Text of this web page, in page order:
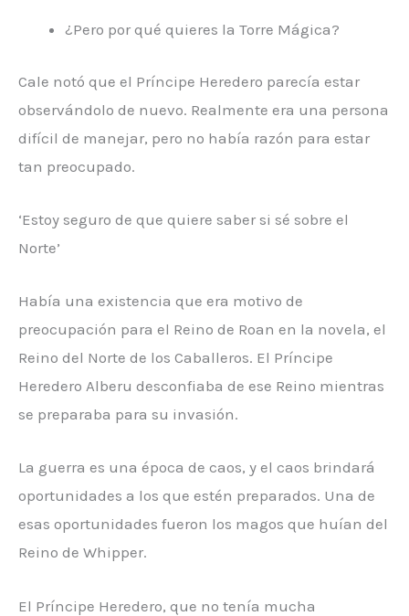
¿Pero por qué quieres la Torre Mágica?
Cale notó que el Príncipe Heredero parecía estar
observándolo de nuevo. Realmente era una persona
difícil de manejar, pero no había razón para estar
tan preocupado.
‘Estoy seguro de que quiere saber si sé sobre el
Norte’
Había una existencia que era motivo de
preocupación para el Reino de Roan en la novela, el
Reino del Norte de los Caballeros. El Príncipe
Heredero Alberu desconfiaba de ese Reino mientras
se preparaba para su invasión.
La guerra es una época de caos, y el caos brindará
oportunidades a los que estén preparados. Una de
esas oportunidades fueron los magos que huían del
Reino de Whipper.
El Príncipe Heredero, que no tenía mucha